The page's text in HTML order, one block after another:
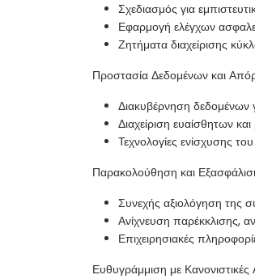
Σχεδιασμός για
Εφαρμογή ελέγχων
Ζητήματα διαχείρισης
Προστασία Δεδομένων και
Διακυβέρνηση δεδομένων
Διαχείριση ευαίσθητων
Τεχνολογίες ενίσχυσης
Παρακολούθηση και
Συνεχής αξιολόγηση της
Ανίχνευση παρέκκλισης,
Επιχειρησιακές
Ευθυγράμμιση με